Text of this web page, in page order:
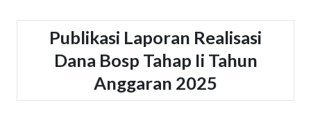
Publikasi Laporan Realisasi
Dana Bosp Tahap Ii Tahun
Anggaran 2025